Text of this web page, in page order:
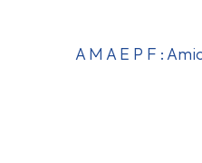
A M A E P F :